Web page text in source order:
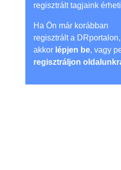
regisztrált tagjaink
Ha Ön már korábban
regisztrált a DRportalon,
akkor lépjen be, vagy
regisztráljon